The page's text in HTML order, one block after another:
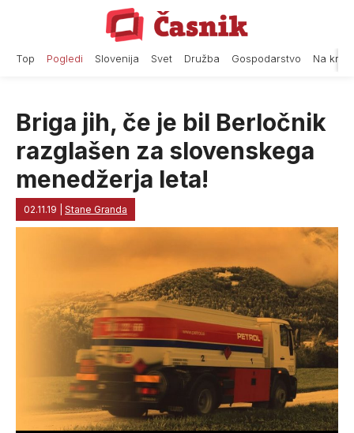
Top Pogledi Slovenija Svet Družba Gospodarstvo Na
Briga jih, če je bil Berločnik
razglašen za slovenskega
menedžerja leta!
02.11.19 Stane Granda